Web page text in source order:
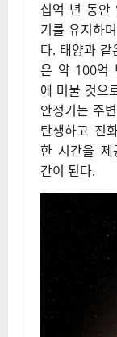
십억 년 동안
기를 유지하
다. 태양과 같
은 약 100억
에 머물 것으
안정기는 주
탄생하고 진
한 시간을 제
간이 된다.